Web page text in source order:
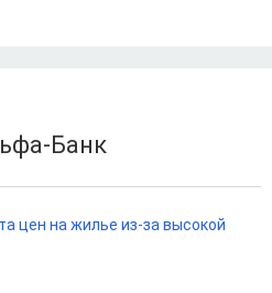
Банк
цен на жилье из-за высокой